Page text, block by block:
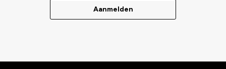
Aanmelden